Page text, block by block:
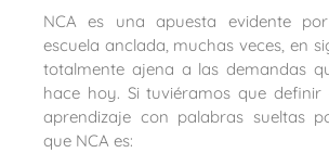
NCA es una apuesta evidente
escuela anclada, muchas veces, en
totalmente ajena a las demandas
hace hoy. Si tuviéramos que
aprendizaje con palabras sueltas
que NCA es: